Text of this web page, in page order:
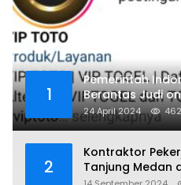
1
Pemerintah
Berantas Judi
24 April 2024
2
Kontraktor
Tanjung Medan
Matrial Tanah